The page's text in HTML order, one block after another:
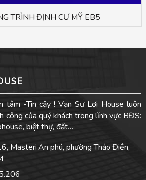
TRÌNH ĐỊNH CƯ MỸ EB5
tâm -Tin cậy ! Vạn Sự Lợi House luôn
công của quý khách trong lĩnh vực BĐS:
biệt thự, đất…
Masteri An phú, phường Thảo Điền,